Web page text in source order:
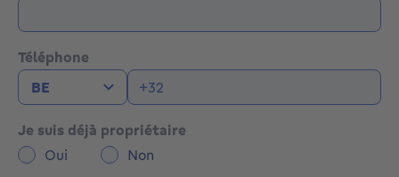
Téléphone
Je suis déjà propriétaire
Oui
Non